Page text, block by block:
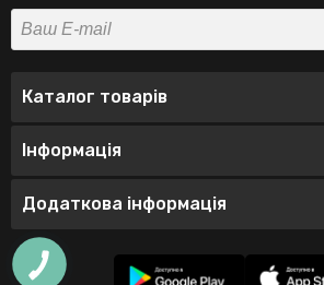
Каталог товарів
Інформація
Додаткова інформація